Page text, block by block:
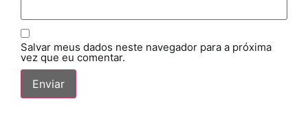
Salvar meus dados neste navegador para a próxima
vez que eu comentar.